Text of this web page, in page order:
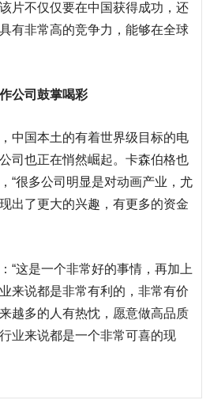
片不仅仅要在中国获得成功，还
有非常高的竞争力，能够在全球
公司鼓掌喝彩
中国本土的有着世界级目标的电
司也正在悄然崛起。卡森伯格也
“很多公司明显是对动画产业，尤
出了更大的兴趣，有更多的资金
“这是一个非常好的事情，再加上
来说都是非常有利的，非常有价
越多的人有热忱，愿意做高品质
行业来说都是一个非常可喜的现